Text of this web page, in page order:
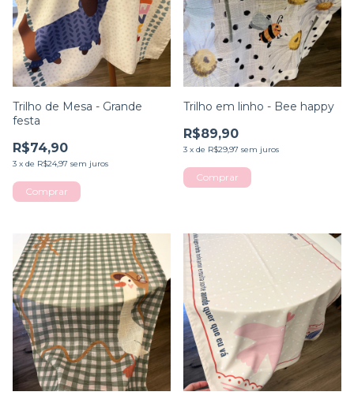
Trilho de Mesa - Grande
festa
R$74,90
3 x de R$24,97 sem juros
Trilho em linho - Bee happy
R$89,90
3 x de R$29,97 sem juros